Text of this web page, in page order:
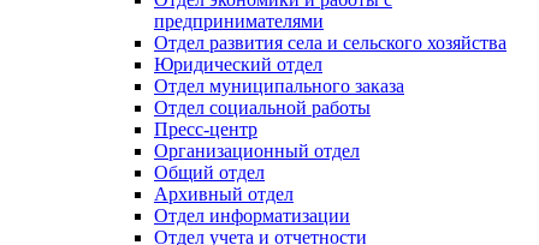
предпринимателями
Отдел развития села и сельского хозяйства
Юридический отдел
Отдел муниципального заказа
Отдел социальной работы
Пресс-центр
Организационный отдел
Общий отдел
Архивный отдел
Отдел информатизации
Отдел учета и отчетности